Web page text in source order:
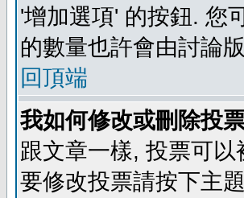
'增加選項' 的按鈕. 您
的數量也許會由討論
回頂端
我如何修改或刪除投
跟文章一樣, 投票可
要修改投票請按下主